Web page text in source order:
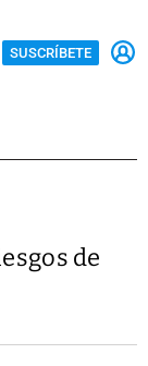
SUSCRÍBETE
de